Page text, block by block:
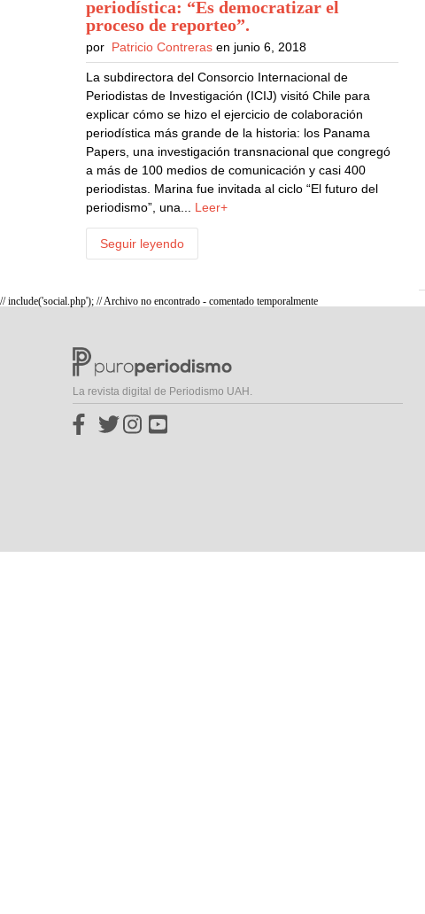
periodística: “Es democratizar el
proceso de reporteo”.
por Patricio Contreras en junio 6, 2018
La subdirectora del Consorcio Internacional de
Periodistas de Investigación (ICIJ) visitó Chile para
explicar cómo se hizo el ejercicio de colaboración
periodística más grande de la historia: los Panama
Papers, una investigación transnacional que congregó
a más de 100 medios de comunicación y casi 400
periodistas. Marina fue invitada al ciclo “El futuro del
periodismo”, una... Leer+
Seguir leyendo
// include('social.php'); // Archivo no encontrado - comentado temporalmente
La revista digital de Periodismo UAH.